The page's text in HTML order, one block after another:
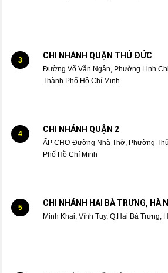
3 CHI NHÁNH QUẬN THỦ ĐỨC
Đường Võ Văn Ngân, Phường Linh
Thành Phố Hồ Chí Minh
4 CHI NHÁNH QUẬN 2
ẤP CHỢ Đường Nhà Thờ, Phường
Phố Hồ Chí Minh
5 CHI NHÁNH HAI BÀ TRƯNG, HÀ
Minh Khai, Vĩnh Tuy, Q.Hai Bà Trưng,